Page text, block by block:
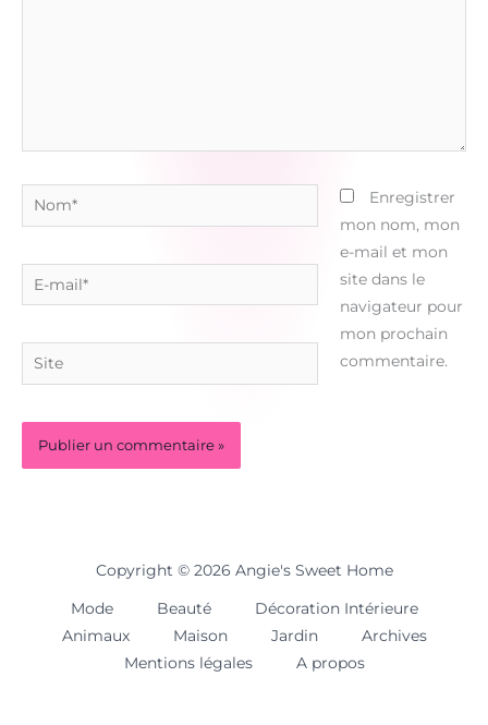
Nom*
E-
mail*
Site
Enregistrer
mon nom, mon
e-mail et mon
site dans le
navigateur pour
mon prochain
commentaire.
Copyright © 2026 Angie's Sweet Home
Mode Beauté
Décoration Intérieure
Animaux
Maison Jardin
Archives
Mentions légales
A propos